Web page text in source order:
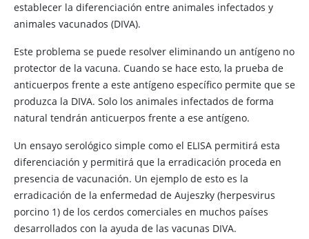
establecer la diferenciación entre animales infectados y
animales vacunados (DIVA).
Este problema se puede resolver eliminando un antígeno no
protector de la vacuna. Cuando se hace esto, la prueba de
anticuerpos frente a este antígeno específico permite que se
produzca la DIVA. Solo los animales infectados de forma
natural tendrán anticuerpos frente a ese antígeno.
Un ensayo serológico simple como el ELISA permitirá esta
diferenciación y permitirá que la erradicación proceda en
presencia de vacunación. Un ejemplo de esto es la
erradicación de la enfermedad de Aujeszky (herpesvirus
porcino 1) de los cerdos comerciales en muchos países
desarrollados con la ayuda de las vacunas DIVA.